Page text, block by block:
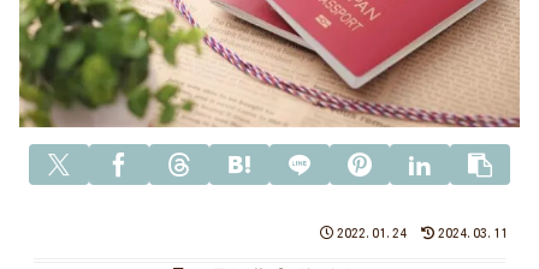
2022.01.24 2024.03.11